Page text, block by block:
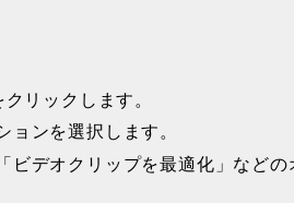
リックします。
ンを選択します。
ビデオクリップを最適化」などの